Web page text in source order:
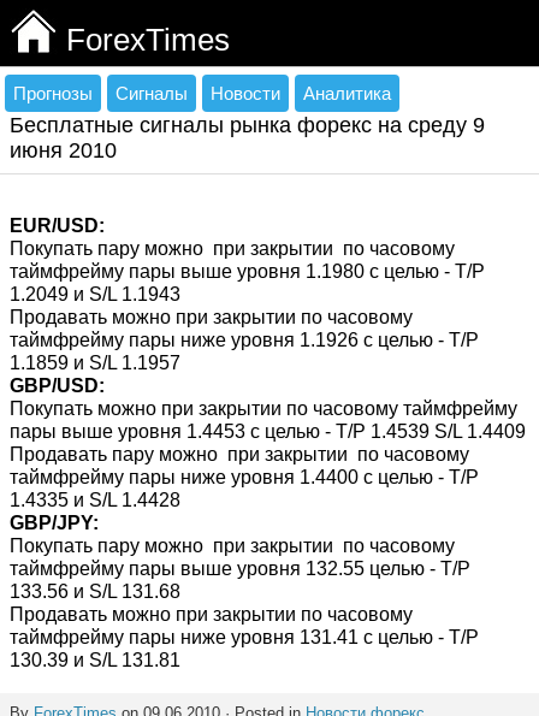
ForexTimes
Прогнозы Сигналы Новости Аналитика
Бесплатные сигналы рынка форекс на среду 9
июня 2010
EUR/USD:
Покупать пару можно при закрытии по часовому
таймфрейму пары выше уровня 1.1980 с целью - T/P
1.2049 и S/L 1.1943
Продавать можно при закрытии по часовому
таймфрейму пары ниже уровня 1.1926 с целью - T/P
1.1859 и S/L 1.1957
GBP/USD:
Покупать можно при закрытии по часовому таймфрейму
пары выше уровня 1.4453 с целью - T/P 1.4539 S/L 1.4409
Продавать пару можно при закрытии по часовому
таймфрейму пары ниже уровня 1.4400 с целью - T/P
1.4335 и S/L 1.4428
GBP/JPY:
Покупать пару можно при закрытии по часовому
таймфрейму пары выше уровня 132.55 целью - T/P
133.56 и S/L 131.68
Продавать можно при закрытии по часовому
таймфрейму пары ниже уровня 131.41 с целью - T/P
130.39 и S/L 131.81